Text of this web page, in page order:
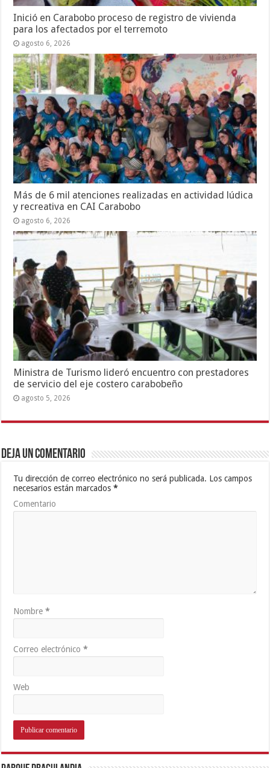
Inició en Carabobo proceso de registro de vivienda
para los afectados por el terremoto
agosto 6, 2026
Más de 6 mil atenciones realizadas en actividad lúdica
y recreativa en CAI Carabobo
agosto 6, 2026
Ministra de Turismo lideró encuentro con prestadores
de servicio del eje costero carabobeño
agosto 5, 2026
Deja un comentario
Tu dirección de correo electrónico no será publicada. Los campos
necesarios están marcados*
Comentario
Nombre*
Correo electrónico*
Web